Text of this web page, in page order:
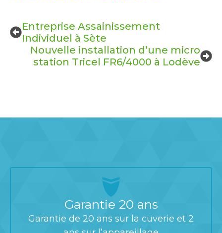
Entreprise Assainissement
Individuel à Sète
Nouvelle installation d’une micro
station Tricel FR6/4000 à Lodève
Garantie 20 ans
Garantie de 20 ans sur la cuverie et 2